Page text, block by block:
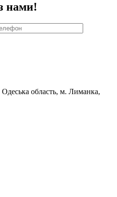
нами!
область, м. Лиманка,